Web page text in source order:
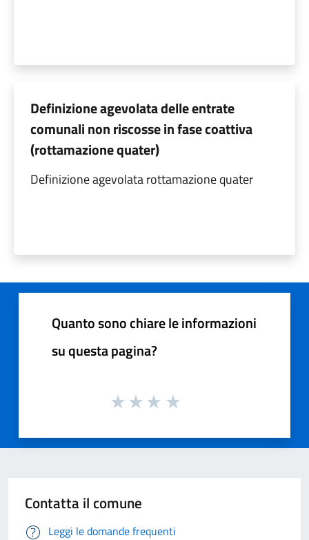
Definizione agevolata delle entrate
comunali non riscosse in fase coattiva
(rottamazione quater)
Definizione agevolata rottamazione quater
Quanto sono chiare le informazioni
su questa pagina?
Contatta il comune
Leggi le domande frequenti